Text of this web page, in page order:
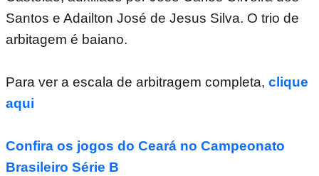
Santos e Adailton José de Jesus Silva. O trio de
arbitagem é baiano.
Para ver a escala de arbitragem completa, clique
aqui
Confira os jogos do Ceará no Campeonato
Brasileiro Série B